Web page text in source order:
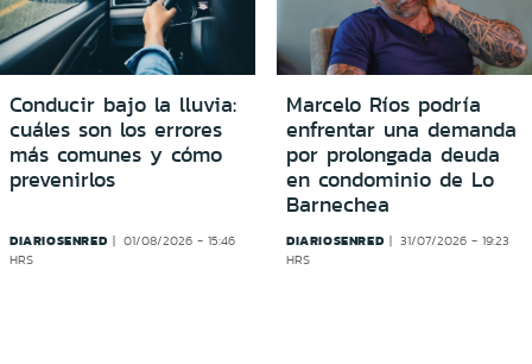
Conducir bajo la lluvia:
cuáles son los errores
más comunes y cómo
prevenirlos
DIARIOSENRED
01/08/2026 - 15:46
HRS
Marcelo Ríos podría
enfrentar una demanda
por prolongada deuda
en condominio de Lo
Barnechea
DIARIOSENRED
31/07/2026 - 19:23
HRS